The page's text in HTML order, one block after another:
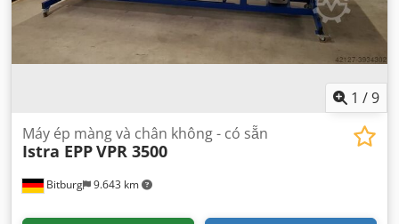
1 /9
Bitburg 9.643 km
Máy ép màng và chân không - có sẵn
Istra EPPVPR 3500